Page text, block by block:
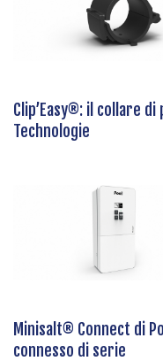
Clip’Easy®: il collare
Technologie
Minisalt® Connect di
connesso di serie